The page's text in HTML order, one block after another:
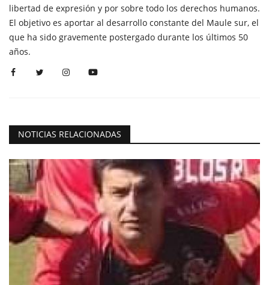
libertad de expresión y por sobre todo los derechos humanos.
El objetivo es aportar al desarrollo constante del Maule sur, el
que ha sido gravemente postergado durante los últimos 50
años.
NOTICIAS RELACIONADAS